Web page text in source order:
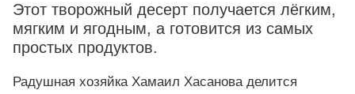
Этот творожный десерт получается лёгким,
мягким и ягодным, а готовится из самых
простых продуктов.
Радушная хозяйка Хамаил Хасанова делится